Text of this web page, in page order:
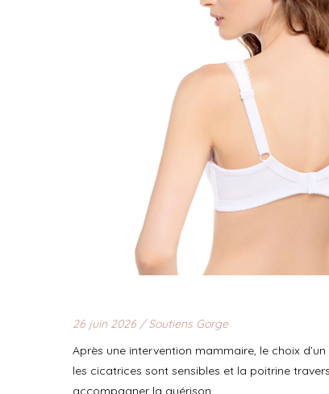
26 juin 2026 /Soutiens Gorge
Après une intervention mammaire, le choix d’un
les cicatrices sont sensibles et la poitrine
accompagner la guérison.